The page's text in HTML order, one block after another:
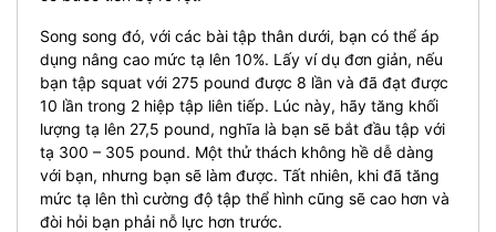
Song song đó, với các bài tập thân dưới, bạn có thể áp
dụng nâng cao mức tạ lên 10%. Lấy ví dụ đơn giản, nếu
bạn tập squat với 275 pound được 8 lần và đã đạt được
10 lần trong 2 hiệp tập liên tiếp. Lúc này, hãy tăng khối
lượng tạ lên 27,5 pound, nghĩa là bạn sẽ bắt đầu tập với
tạ 300 – 305 pound. Một thử thách không hề dễ dàng
với bạn, nhưng bạn sẽ làm được. Tất nhiên, khi đã tăng
mức tạ lên thì cường độ tập thể hình cũng sẽ cao hơn và
đòi hỏi bạn phải nỗ lực hơn trước.